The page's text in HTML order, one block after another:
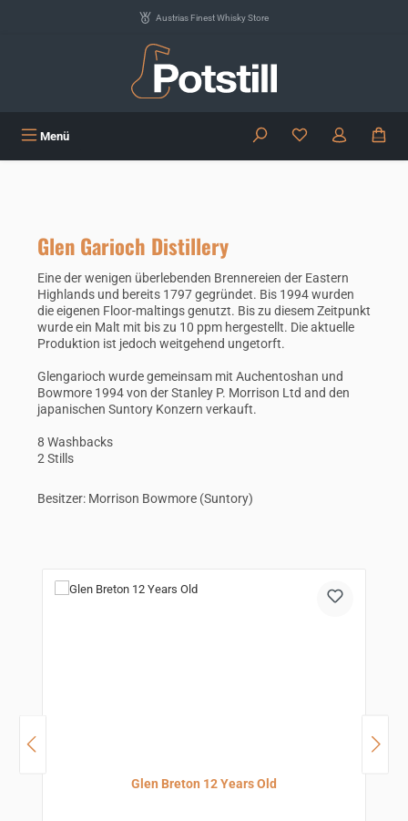
Austrias Finest Whisky Store
Menü Du hast 0
Glen Garioch Distillery
Eine der wenigen überlebenden Brennereien der Eastern
Highlands und bereits 1797 gegründet. Bis 1994 wurden
die eigenen Floor-maltings genutzt. Bis zu diesem Zeitpunkt
wurde ein Malt mit bis zu 10 ppm hergestellt. Die aktuelle
Produktion ist jedoch weitgehend ungetorft.
Glengarioch wurde gemeinsam mit Auchentoshan und
Bowmore 1994 von der Stanley P. Morrison Ltd and den
japanischen Suntory Konzern verkauft.
8 Washbacks
2 Stills
Besitzer: Morrison Bowmore (Suntory)
Glen Breton 12 Years Old